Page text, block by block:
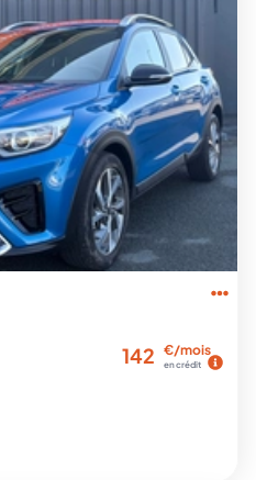
142 €/mois
en crédit